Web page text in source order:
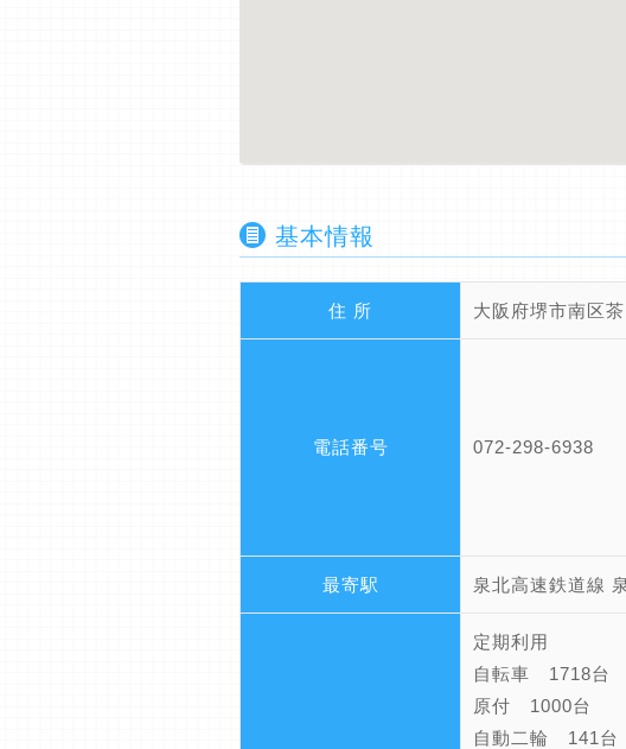
基本情報
住 所 大阪府堺市南区
電話番号 072-298-6938
最寄駅 泉北高速鉄道線
定期利用
自転車 1718台
原付 1000台
自動二輪 141台